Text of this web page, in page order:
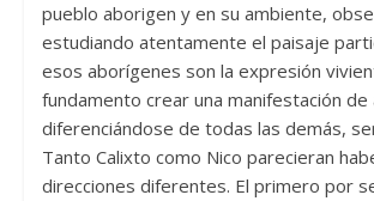
pueblo aborigen y en su ambiente,
estudiando atentamente el paisaje
esos aborígenes son la expresión
fundamento crear una manifestación
diferenciándose de todas las demás,
Tanto Calixto como Nico parecieran
direcciones diferentes. El primero por